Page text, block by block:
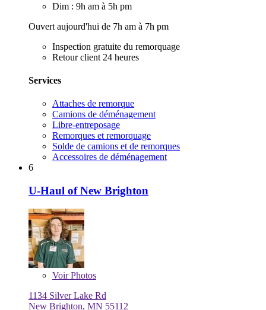
Dim : 9h am à 5h pm
Ouvert aujourd'hui de 7h am à 7h pm
Inspection gratuite du remorquage
Retour client 24 heures
Services
Attaches de remorque
Camions de déménagement
Libre-entreposage
Remorques et remorquage
Solde de camions et de remorques
Accessoires de déménagement
6
U-Haul of New Brighton
VoirPhotos
1134 Silver Lake Rd
New Brighton, MN 55112